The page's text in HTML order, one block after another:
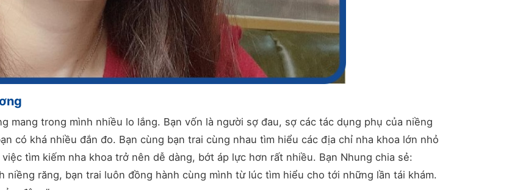
mang trong mình nhiều lo lắng. Bạn vốn là người sợ đau, sợ các tác dụng phụ của niềng
có khá nhiều đắn đo. Bạn cùng bạn trai cùng nhau tìm hiểu các địa chỉ nha khoa lớn nhỏ
tìm kiếm nha khoa trở nên dễ dàng, bớt áp lực hơn rất nhiều. Bạn Nhung chia sẻ:
niềng răng, bạn trai luôn đồng hành cùng mình từ lúc tìm hiểu cho tới những lần tái khám.